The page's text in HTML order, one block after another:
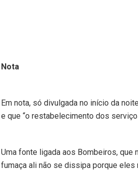
Nota
Em nota, só divulgada no início da
e que “o restabelecimento dos
Uma fonte ligada aos Bombeiros, que
fumaça ali não se dissipa porque eles